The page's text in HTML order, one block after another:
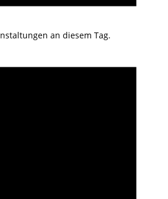
an diesem Tag.